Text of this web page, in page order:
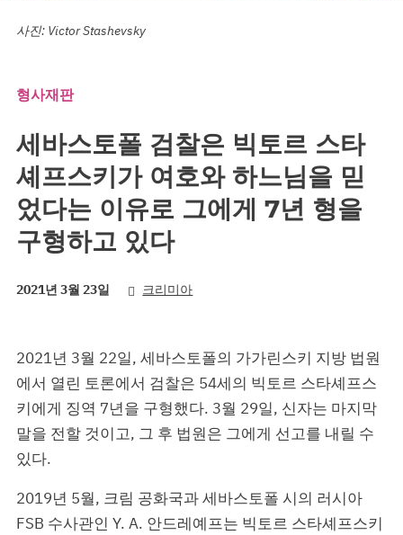
사진: Victor Stashevsky
형사재판
세바스토폴 검찰은 빅토르 스타
셰프스키가 여호와 하느님을 믿
었다는 이유로 그에게 7년 형을
구형하고 있다
2021년 3월 23일 크리미아
2021년 3월 22일, 세바스토폴의 가가린스키 지방 법원
에서 열린 토론에서 검찰은 54세의 빅토르 스타셰프스
키에게 징역 7년을 구형했다. 3월 29일, 신자는 마지막
말을 전할 것이고, 그 후 법원은 그에게 선고를 내릴 수
있다.
2019년 5월, 크림 공화국과 세바스토폴 시의 러시아
FSB 수사관인 Y. A. 안드레예프는 빅토르 스타셰프스키